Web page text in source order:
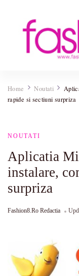
poze cu modele de
Home Noutati
rapide si sectiuni surpriza
NOUTATI
Aplicatia
instalare,
surpriza
Fashion8.ro Redactia